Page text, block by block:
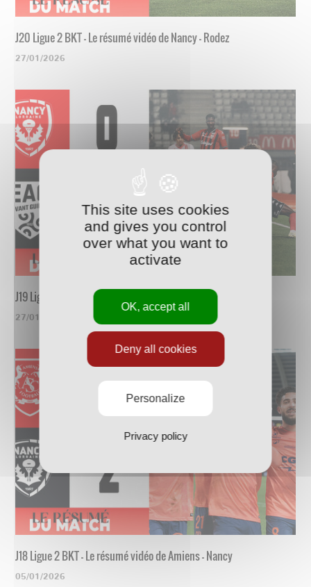
J20 Ligue 2 BKT - Le résumé vidéo de Nancy - Rodez
27/01/2026
J19 Ligue 2 BKT - Le résumé vidéo de Nancy - Guingamp
27/01/2026
J18 Ligue 2 BKT - Le résumé vidéo de Amiens - Nancy
05/01/2026
This site uses cookies
and gives you control
over what you want to
activate
OK, accept all
Deny all cookies
Personalize
Privacy policy